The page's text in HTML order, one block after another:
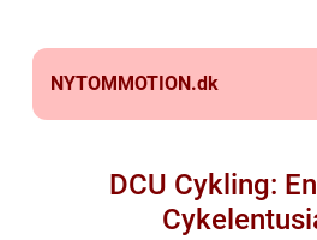
NYTOMMOTION.dk
DCU Cykling: